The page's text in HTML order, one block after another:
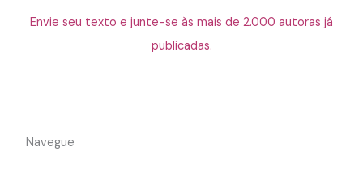
Envie seu texto e junte-se às mais de 2.000 autoras já
publicadas.
Navegue